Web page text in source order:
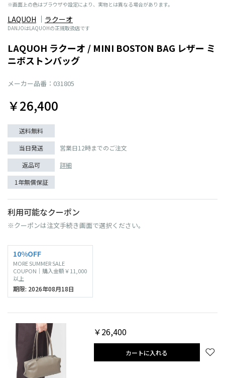
※画面上の色はブラウザや設定により、実物とは異なる場合があります。
LAQUOH ラクーオ
DANJOはLAQUOHの正規取扱店です
LAQUOH ラクーオ / MINI BOSTON BAG レザー ミ
ニボストンバッグ
メーカー品番：031805
￥26,400
送料無料
当日発送
営業日12時までのご注文
返品可
詳細
1年無償保証
利用可能なクーポン
※クーポンは注文手続き画面で選択ください。
10%OFF
MORE SUMMER SALE
COUPON｜購入金額￥11,000
以上
期限: 2026年08月18日
￥26,400
カートに入れる